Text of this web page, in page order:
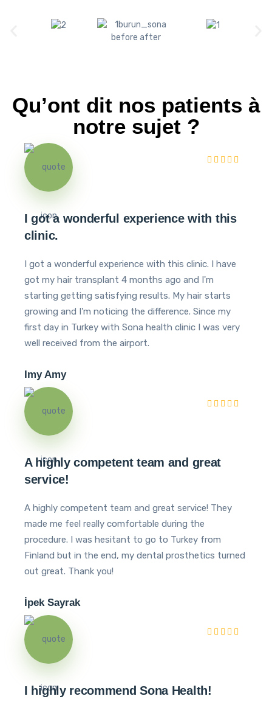
Qu’ont dit nos patients à
notre sujet ?
I got a wonderful experience with this
clinic.
I got a wonderful experience with this clinic. I have
got my hair transplant 4 months ago and I'm
starting getting satisfying results. My hair starts
growing and I'm noticing the difference. Since my
first day in Turkey with Sona health clinic I was very
well received from the airport.
Imy Amy
A highly competent team and great
service!
A highly competent team and great service! They
made me feel really comfortable during the
procedure. I was hesitant to go to Turkey from
Finland but in the end, my dental prosthetics turned
out great. Thank you!
İpek Sayrak
I highly recommend Sona Health!